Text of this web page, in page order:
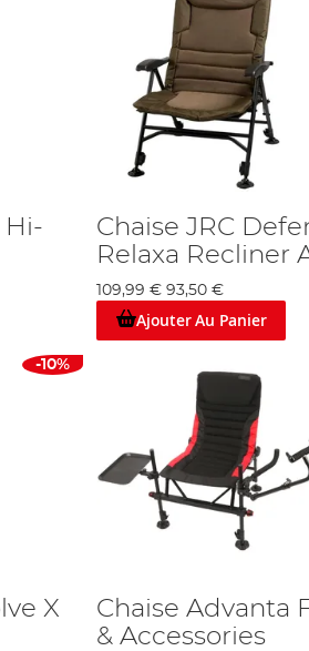
Hi-
Chaise JRC
Relaxa Recliner
109,99 € 93,50 €
Ajouter Au Panier
-10%
X
Chaise Advanta
& Accessories